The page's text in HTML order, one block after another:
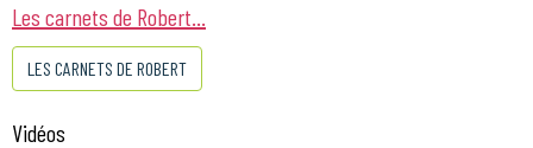
Les carnets de Robert...
LES CARNETS DE ROBERT
Vidéos